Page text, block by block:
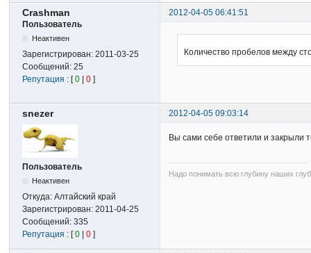
Crashman
2012-04-05 06:41:51
Пользователь
Неактивен
Зарегистрирован:2011-03-25
Сообщений:25
Репутация : [0 |0 ]
Количество пробелов между
snezer 2012-04-05 09:03:14
Пользователь
Неактивен
Откуда:Алтайский край
Зарегистрирован:2011-04-25
Сообщений:335
Репутация : [0 |0 ]
Вы сами себе ответили и закрыли
Надо понимать всю глубину наших